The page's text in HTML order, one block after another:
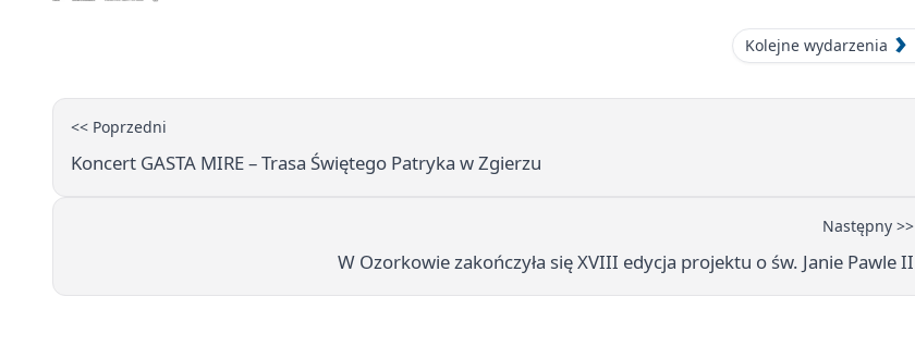
Kolejne wydarzenia
<< Poprzedni
Koncert GASTA MIRE – Trasa Świętego Patryka w Zgierzu
Następny >>
W Ozorkowie zakończyła się XVIII edycja projektu o św. Janie Pawle II